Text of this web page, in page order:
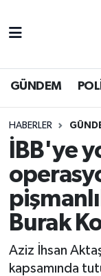
GÜNDEM
HABERLER
İBB'ye
Burak
Aziz İhsan
kapsamında
İstanbul
İstanbul
İstanbul
İstanbul
Süper Lig
Tüm
Son